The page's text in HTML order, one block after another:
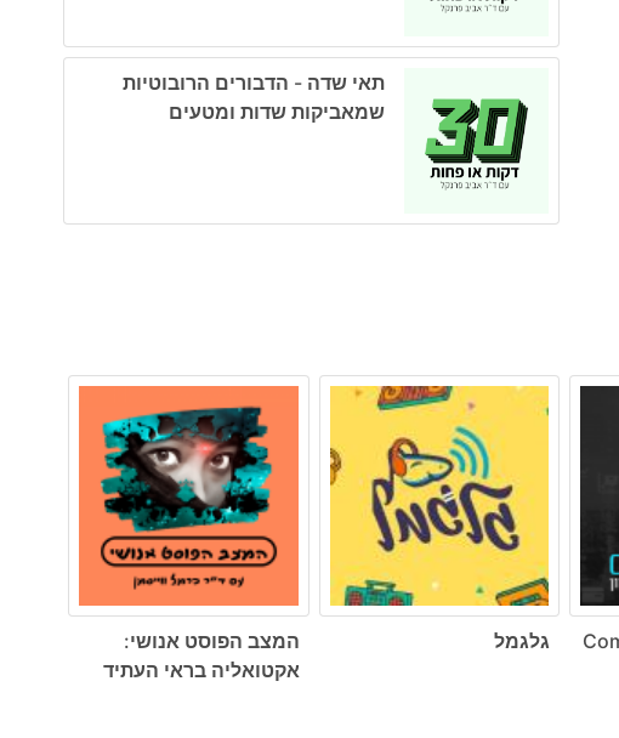
תאי שדה - הדבורים הרובוטיות
שמאביקות שדות ומטעים
גלגמל
המצב הפוסט אנושי:
אקטואליה בראי העתיד